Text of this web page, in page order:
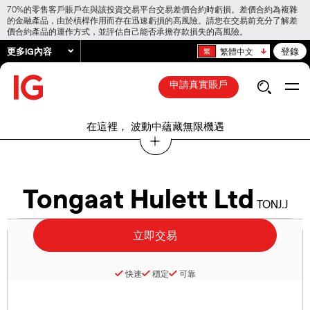
70%的零售客戶賬戶在與該投資交易平台交易差價合約時虧損。差價合約為複雜
的金融產品，由於槓桿作用而存在迅速虧損的高風險。請您在交易前充分了解差
價合約產品的運作方式，並評估自己能否承擔存款損失的高風險。
更多IG內容 繁體中文 登錄
申請真實賬戶
在這裡， 波動中蘊藏無限機遇
Tongaat Hulett Ltd TONJ.J
快速 穩定 可靠